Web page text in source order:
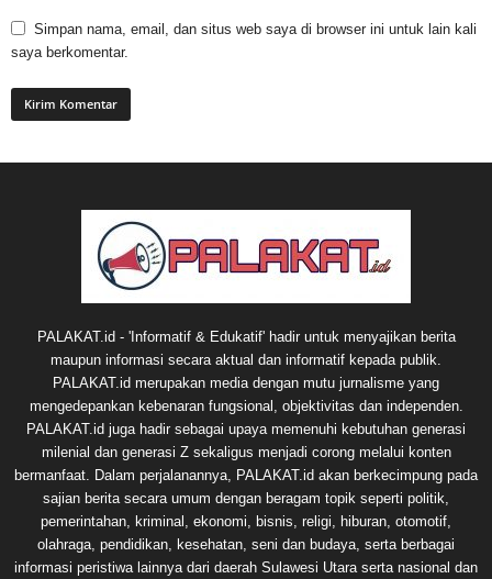
Simpan nama, email, dan situs web saya di browser ini untuk lain kali
saya berkomentar.
PALAKAT.id - 'Informatif & Edukatif' hadir untuk menyajikan berita
maupun informasi secara aktual dan informatif kepada publik.
PALAKAT.id merupakan media dengan mutu jurnalisme yang
mengedepankan kebenaran fungsional, objektivitas dan independen.
PALAKAT.id juga hadir sebagai upaya memenuhi kebutuhan generasi
milenial dan generasi Z sekaligus menjadi corong melalui konten
bermanfaat. Dalam perjalanannya, PALAKAT.id akan berkecimpung pada
sajian berita secara umum dengan beragam topik seperti politik,
pemerintahan, kriminal, ekonomi, bisnis, religi, hiburan, otomotif,
olahraga, pendidikan, kesehatan, seni dan budaya, serta berbagai
informasi peristiwa lainnya dari daerah Sulawesi Utara serta nasional dan